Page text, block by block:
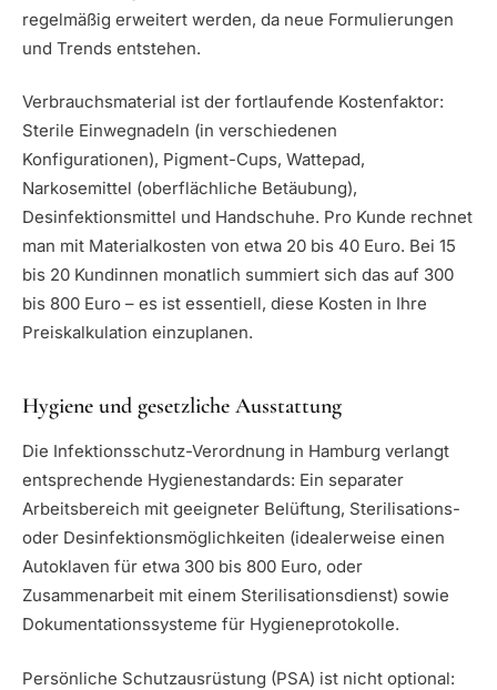
regelmäßig erweitert werden, da neue Formulierungen
und Trends entstehen.
Verbrauchsmaterial ist der fortlaufende Kostenfaktor:
Sterile Einwegnadeln (in verschiedenen
Konfigurationen), Pigment-Cups, Wattepad,
Narkosemittel (oberflächliche Betäubung),
Desinfektionsmittel und Handschuhe. Pro Kunde rechnet
man mit Materialkosten von etwa 20 bis 40 Euro. Bei 15
bis 20 Kundinnen monatlich summiert sich das auf 300
bis 800 Euro – es ist essentiell, diese Kosten in Ihre
Preiskalkulation einzuplanen.
Hygiene und gesetzliche Ausstattung
Die Infektionsschutz-Verordnung in Hamburg verlangt
entsprechende Hygienestandards: Ein separater
Arbeitsbereich mit geeigneter Belüftung, Sterilisations-
oder Desinfektionsmöglichkeiten (idealerweise einen
Autoklaven für etwa 300 bis 800 Euro, oder
Zusammenarbeit mit einem Sterilisationsdienst) sowie
Dokumentationssysteme für Hygieneprotokolle.
Persönliche Schutzausrüstung (PSA) ist nicht optional: